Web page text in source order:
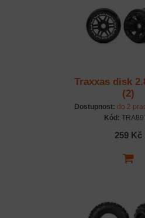
Traxxas disk
(2)
Dostupnost: do 2
Kód:
259 Kč